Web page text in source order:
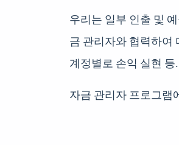
우리는 일부 인출 및
금 관리자와 협력하여
계정별로 손익 실현 등.
자금 관리자 프로그램